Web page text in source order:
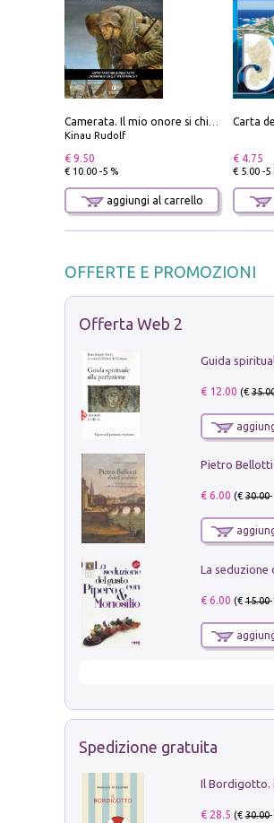
Camerata. Il mio onore si chiama fedeltà
Kinau Rudolf
€ 9.50
€ 10.00 -5 %
aggiungi al carrello
€ 4.75
€ 5.00 -5
OFFERTE E PROMOZIONI
Offerta Web 2
Guida
€ 12.00 (€
€ 6.00 (€30.00-
€ 6.00 (€15.00-
Spedizione gratuita
Il Bordigotto.
€ 28.5 (€30.00-